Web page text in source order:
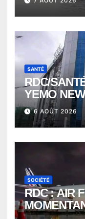
À
KISANGANI
SANTÉ
RDC/
YEMO
PERD LE
6 AOÛT 2026
SOCIÉTÉ
RDC : AIR